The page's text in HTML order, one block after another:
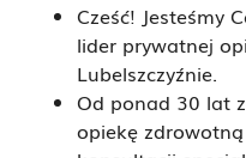
Cześć! Jesteśmy
lider prywatnej
Lubelszczyźnie.
Od ponad 30 lat
opiekę